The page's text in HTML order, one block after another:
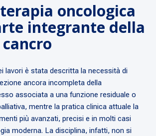
oncologica
integrante della
lavori è stata descritta la necessità di
ancora incompleta della
associata a una funzione residuale o
mentre la pratica clinica attuale la
più avanzati, precisi e in molti casi
moderna. La disciplina, infatti, non si